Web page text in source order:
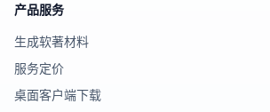
产品服务
生成软著材料
服务定价
桌面客户端下载